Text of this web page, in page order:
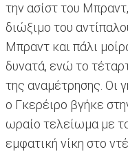
την ασίστ του
διώξιμο του
Μπραντ και πάλι
δυνατά, ενώ το
της αναμέτρησης. Οι
ο Γκερέιρο βγήκε
ωραίο τελείωμα με
εμφατική νίκη στο